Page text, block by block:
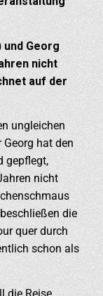
Georg
nicht
auf der
ungleichen
hat den
gepflegt,
nicht
die
quer durch
schon als